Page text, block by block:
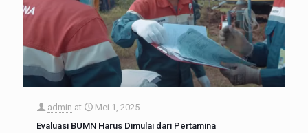
admin at
Mei 1, 2025
Evaluasi BUMN Harus Dimulai dari Pertamina